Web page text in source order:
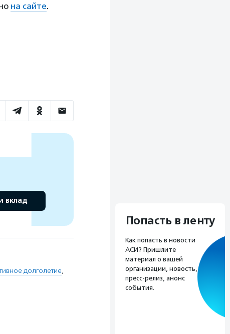
на сайте.
вклад
долголетие,
Попасть в ленту
Как попасть в новости
АСИ? Пришлите
материал о вашей
организации, новость,
пресс-релиз, анонс
события.